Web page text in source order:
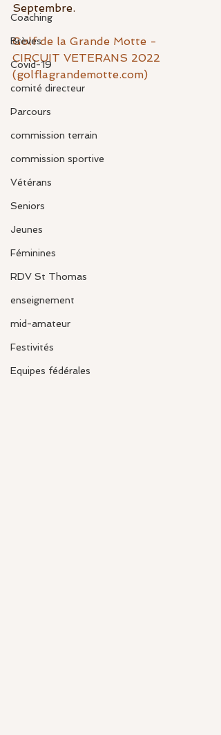
Coaching
Brèves
Covid-19
comité directeur
Parcours
commission terrain
commission sportive
Vétérans
Seniors
Jeunes
Féminines
RDV St Thomas
enseignement
mid-amateur
Festivités
Equipes fédérales
Septembre.
Golf de la Grande Motte -
CIRCUIT VETERANS 2022
(golflagrandemotte.com)